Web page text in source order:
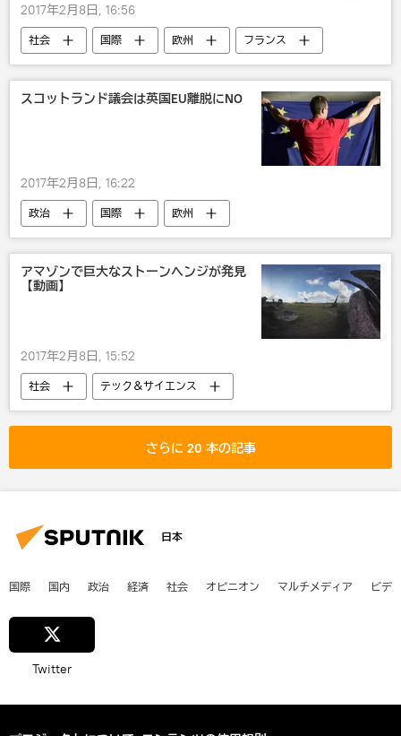
2017年2月8日, 16:56
社会 国際 欧州
フランス
イラク
シリア
ベルギー
アルジェリア
ISIS テロ
スコットランド議会は英国EU離脱にNO
2017年2月8日, 16:22
政治 国際
欧州
スコットランド
Brexit： 英国のEU離脱
アマゾンで巨大なストーンヘンジが発見
【動画】
2017年2月8日, 15:52
社会 テック＆サイエンス
さらに 20 本の記事
日本
国際 国内 政治 経済 社会 オピニオン マルチメディア ビデ
Twitter